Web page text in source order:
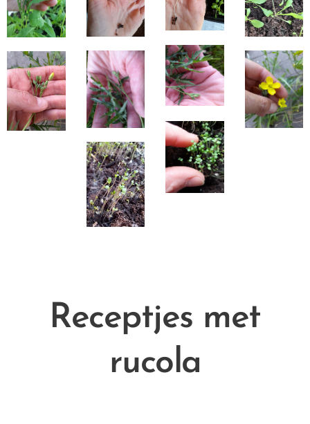
Receptjes met
rucola